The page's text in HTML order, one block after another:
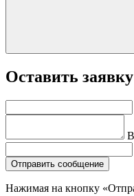
Оставить заявку
Отправить сообщение
Нажимая на кнопку